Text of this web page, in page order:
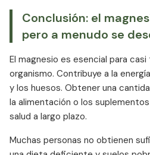
Conclusión: el
pero a menudo se
El magnesio es esencial para
organismo. Contribuye a la
y los huesos. Obtener una
la alimentación o los
salud a largo plazo.
Muchas personas no obtienen